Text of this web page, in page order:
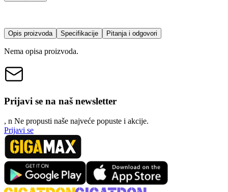
Opis proizvoda Specifikacije Pitanja i odgovori
Nema opisa proizvoda.
Prijavi se na naš newsletter
, n Ne propusti naše najveće popuste i akcije.
Prijavi se